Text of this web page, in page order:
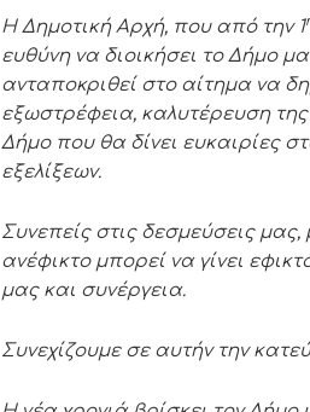
Η Δημοτική Αρχή, που από την 1
ευθύνη να διοικήσει το Δήμο
ανταποκριθεί στο αίτημα να
εξωστρέφεια, καλυτέρευση
Δήμο που θα δίνει ευκαιρίες
εξελίξεων.
Συνεπείς στις δεσμεύσεις
ανέφικτο μπορεί να γίνει
μας και συνέργεια.
Συνεχίζουμε σε αυτήν την